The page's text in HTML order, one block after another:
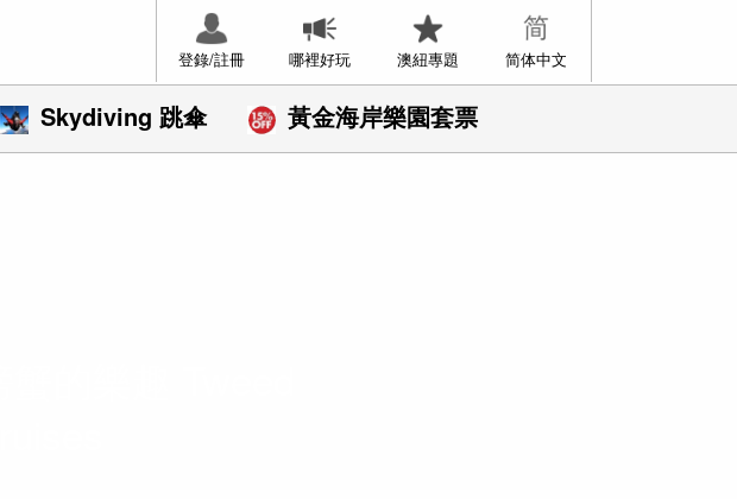
登錄/註冊 哪裡好玩 澳紐專題 简体中文
Skydiving 跳傘 黃金海岸樂園套票